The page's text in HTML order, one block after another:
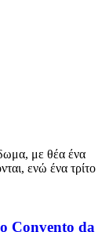
Convento da